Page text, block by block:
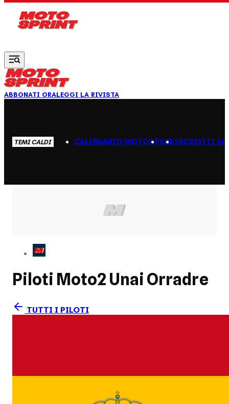
ABBONATI ORALEGGI LA RIVISTA
TEMI CALDI CALENDARIO MOTOGPSBKISCRIVITI AL
Piloti Moto2 Unai Orradre
TUTTI I PILOTI